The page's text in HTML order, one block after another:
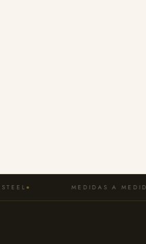
MEDIDAS A